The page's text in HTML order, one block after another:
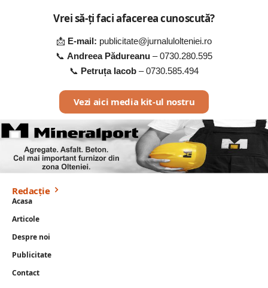
Vrei să-ți faci afacerea cunoscută?
📩 E-mail: publicitate@jurnalulolteniei.ro
📞 Andreea Pădureanu –0730.280.595
📞 Petruța Iacob –0730.585.494
Vezi aici media kit-ul nostru
Redacție
Acasa
Articole
Despre noi
Publicitate
Contact